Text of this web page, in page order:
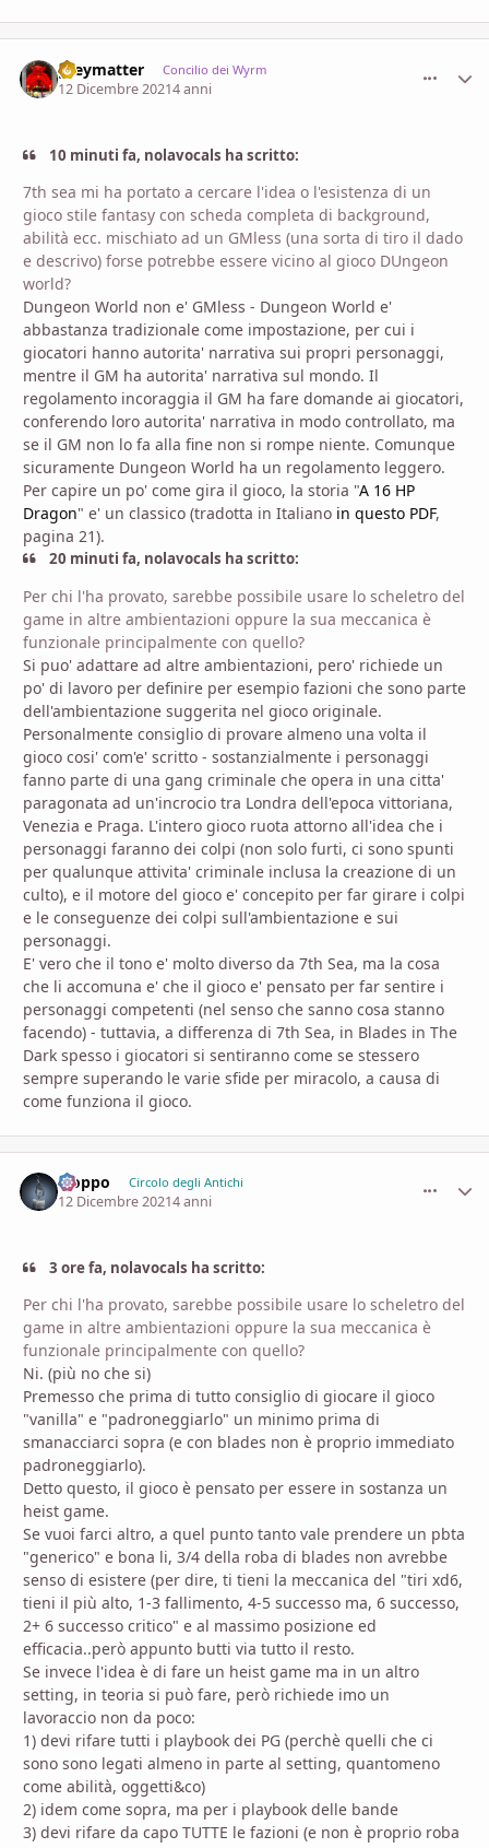
greymatter Concilio dei Wyrm
12 Dicembre 20214 anni
10 minuti fa, nolavocals ha scritto:
7th sea mi ha portato a cercare l'idea o l'esistenza di un
gioco stile fantasy con scheda completa di background,
abilità ecc. mischiato ad un GMless (una sorta di tiro il dado
e descrivo) forse potrebbe essere vicino al gioco DUngeon
world?
Dungeon World non e' GMless - Dungeon World e'
abbastanza tradizionale come impostazione, per cui i
giocatori hanno autorita' narrativa sui propri personaggi,
mentre il GM ha autorita' narrativa sul mondo. Il
regolamento incoraggia il GM ha fare domande ai giocatori,
conferendo loro autorita' narrativa in modo controllato, ma
se il GM non lo fa alla fine non si rompe niente. Comunque
sicuramente Dungeon World ha un regolamento leggero.
Per capire un po' come gira il gioco, la storia "A 16 HP
Dragon" e' un classico (tradotta in Italiano in questo PDF,
pagina 21).
20 minuti fa, nolavocals ha scritto:
Per chi l'ha provato, sarebbe possibile usare lo scheletro del
game in altre ambientazioni oppure la sua meccanica è
funzionale principalmente con quello?
Si puo' adattare ad altre ambientazioni, pero' richiede un
po' di lavoro per definire per esempio fazioni che sono parte
dell'ambientazione suggerita nel gioco originale.
Personalmente consiglio di provare almeno una volta il
gioco cosi' com'e' scritto - sostanzialmente i personaggi
fanno parte di una gang criminale che opera in una citta'
paragonata ad un'incrocio tra Londra dell'epoca vittoriana,
Venezia e Praga. L'intero gioco ruota attorno all'idea che i
personaggi faranno dei colpi (non solo furti, ci sono spunti
per qualunque attivita' criminale inclusa la creazione di un
culto), e il motore del gioco e' concepito per far girare i colpi
e le conseguenze dei colpi sull'ambientazione e sui
personaggi.
E' vero che il tono e' molto diverso da 7th Sea, ma la cosa
che li accomuna e' che il gioco e' pensato per far sentire i
personaggi competenti (nel senso che sanno cosa stanno
facendo) - tuttavia, a differenza di 7th Sea, in Blades in The
Dark spesso i giocatori si sentiranno come se stessero
sempre superando le varie sfide per miracolo, a causa di
come funziona il gioco.
Fioppo Circolo degli Antichi
12 Dicembre 20214 anni
3 ore fa, nolavocals ha scritto:
Per chi l'ha provato, sarebbe possibile usare lo scheletro del
game in altre ambientazioni oppure la sua meccanica è
funzionale principalmente con quello?
Ni. (più no che si)
Premesso che prima di tutto consiglio di giocare il gioco
"vanilla" e "padroneggiarlo" un minimo prima di
smanacciarci sopra (e con blades non è proprio immediato
padroneggiarlo).
Detto questo, il gioco è pensato per essere in sostanza un
heist game.
Se vuoi farci altro, a quel punto tanto vale prendere un pbta
"generico" e bona li, 3/4 della roba di blades non avrebbe
senso di esistere (per dire, ti tieni la meccanica del "tiri xd6,
tieni il più alto, 1-3 fallimento, 4-5 successo ma, 6 successo,
2+ 6 successo critico" e al massimo posizione ed
efficacia..però appunto butti via tutto il resto.
Se invece l'idea è di fare un heist game ma in un altro
setting, in teoria si può fare, però richiede imo un
lavoraccio non da poco:
1) devi rifare tutti i playbook dei PG (perchè quelli che ci
sono sono legati almeno in parte al setting, quantomeno
come abilità, oggetti&co)
2) idem come sopra, ma per i playbook delle bande
3) devi rifare da capo TUTTE le fazioni (e non è proprio roba